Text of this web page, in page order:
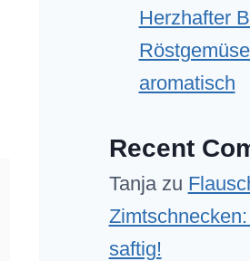
Herzhafter
aromatisch
Recent
Tanjazu
saftig!